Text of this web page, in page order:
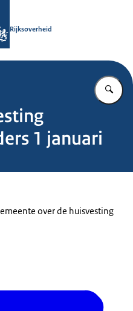
Rijksoverheid
1 januari
over de huisvesting